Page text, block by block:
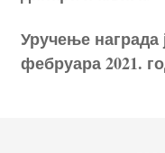
Уручење награда
фебруара 2021.